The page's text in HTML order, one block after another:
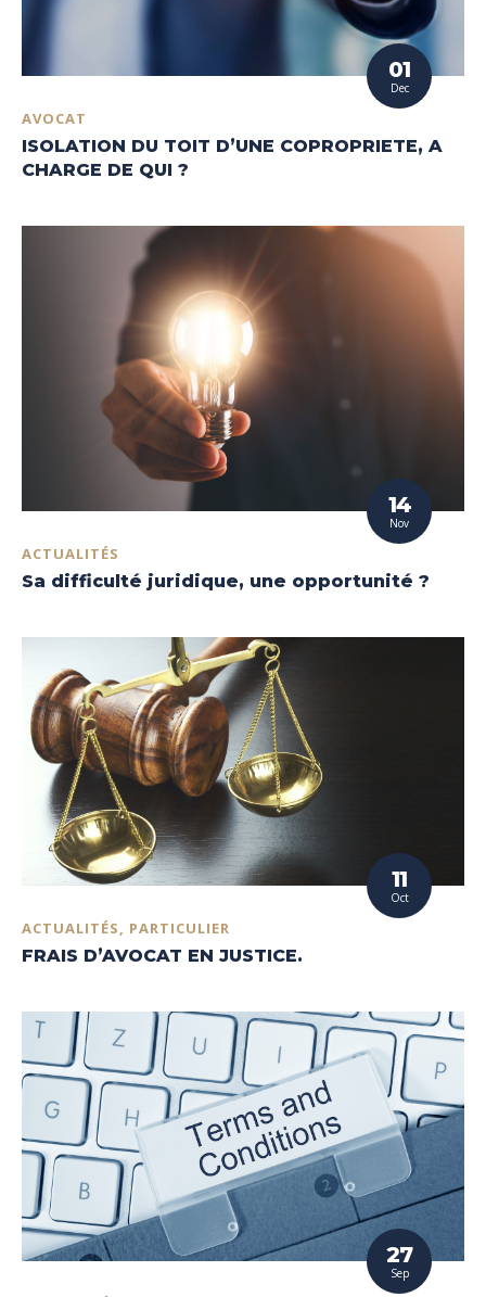
01
Dec
AVOCAT
ISOLATION DU TOIT D’UNE COPROPRIETE, A
CHARGE DE QUI ?
14
Nov
ACTUALITÉS
Sa difficulté juridique, une opportunité ?
11
Oct
ACTUALITÉS, PARTICULIER
FRAIS D’AVOCAT EN JUSTICE.
27
Sep